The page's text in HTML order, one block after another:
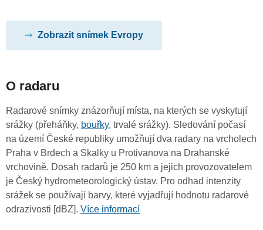
Zobrazit snímek Evropy
O radaru
Radarové snímky znázorňují místa, na kterých se vyskytují
srážky (přeháňky, bouřky, trvalé srážky). Sledování počasí
na území České republiky umožňují dva radary na vrcholech
Praha v Brdech a Skalky u Protivanova na Drahanské
vrchovině. Dosah radarů je 250 km a jejich provozovatelem
je Český hydrometeorologický ústav. Pro odhad intenzity
srážek se používají barvy, které vyjadřují hodnotu radarové
odrazivosti [dBZ]. Více informací